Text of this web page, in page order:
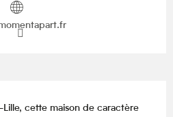
cette maison de caractère